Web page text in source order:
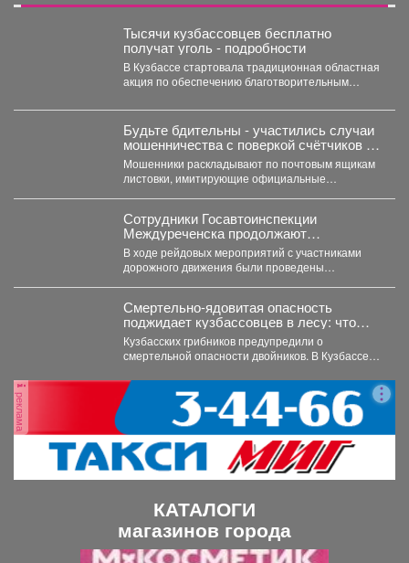
Тысячи кузбассовцев бесплатно
получат уголь - подробности
В Кузбассе стартовала традиционная областная
акция по обеспечению благотворительным
Будьте бдительны - участились случаи
мошенничества с поверкой счётчиков и
«жилищными проверками»
Мошенники раскладывают по почтовым ящикам
листовки, имитирующие официальные
Сотрудники Госавтоинспекции
Междуреченска продолжают
осуществлять рейды по профилактике и
пресечению нарушений ПДД
водителями СИМ и мото-транспортных
средств.
В ходе рейдовых мероприятий с участниками
дорожного движения были проведены
Смертельно-ядовитая опасность
поджидает кузбассовцев в лесу: что
прячется под листвой
Кузбасских грибников предупредили о
смертельной опасности двойников. В Кузбассе
реклама
КАТАЛОГИ
магазинов города